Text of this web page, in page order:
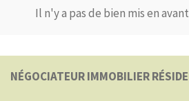
Il n'y a pas de bien mis en
NÉGOCIATEUR IMMOBILIER